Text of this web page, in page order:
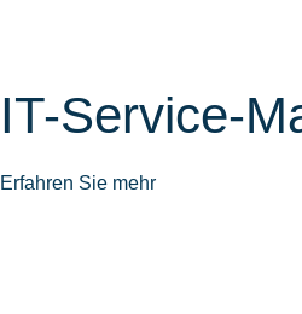
IT-Service-
Erfahren Sie mehr